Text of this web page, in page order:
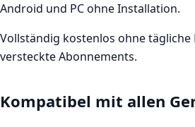
Android und PC ohne Installation.
Vollständig kostenlos ohne tägliche
versteckte Abonnements.
Kompatibel mit allen